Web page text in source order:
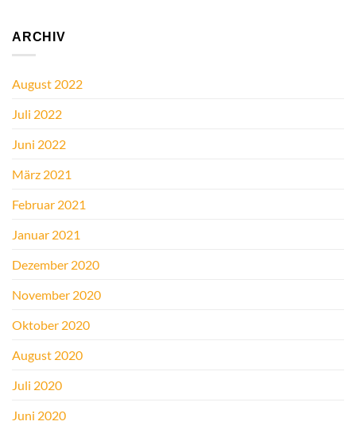
ARCHIV
August 2022
Juli 2022
Juni 2022
März 2021
Februar 2021
Januar 2021
Dezember 2020
November 2020
Oktober 2020
August 2020
Juli 2020
Juni 2020